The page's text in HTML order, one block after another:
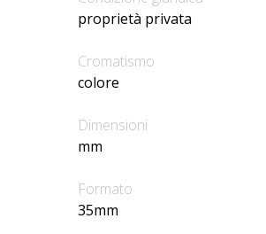
proprietà privata
Cromatismo
colore
Dimensioni
mm
Formato
35mm